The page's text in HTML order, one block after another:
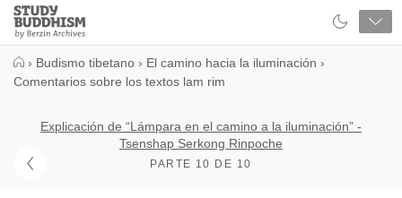
Close
Study
Buddhism
› Budismo tibetano › El camino hacia la iluminación ›
Comentarios sobre los textos lam rim
Explicación de “Lámpara en el camino a la iluminación” -
Tsenshap Serkong Rinpoche
PARTE 10 DE 10